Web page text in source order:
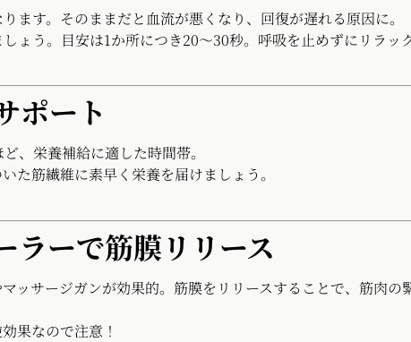
ます。そのままだと血流が悪くなり、回復が遅れる原因に。
ょう。目安は1か所につき20〜30秒。呼吸を止めずにリラッ
ポート
、栄養補給に適した時間帯。
た筋繊維に素早く栄養を届けましょう。
ラーで筋膜リリース
ッサージガンが効果的。筋膜をリリースすることで、筋肉の
果なので注意！